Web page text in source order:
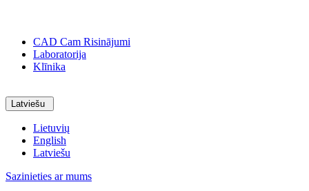
CAD Cam Risinājumi
Laboratorija
Klīnika
Latviešu
Lietuvių
English
Latviešu
Sazinieties ar mums